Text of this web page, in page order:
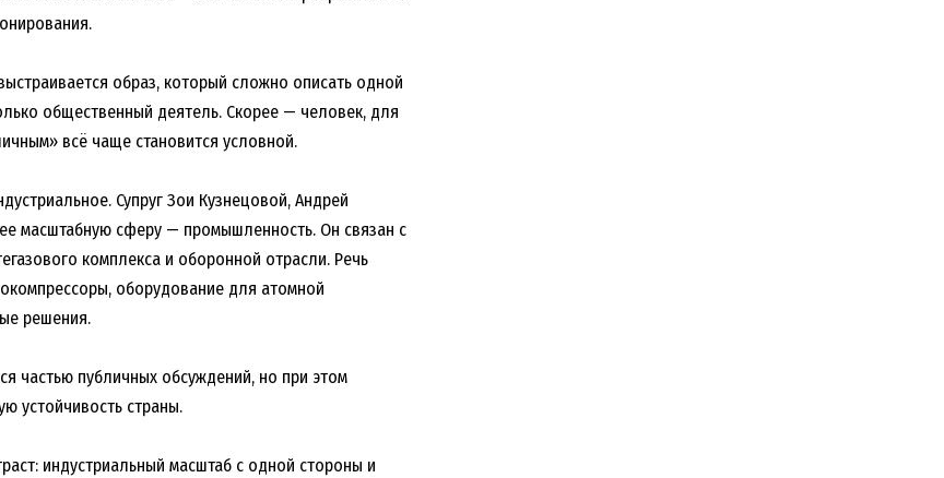
образ, который сложно описать одной
общественный деятель. Скорее — человек, для
всё чаще становится условной.
Супруг Зои Кузнецовой, Андрей
масштабную сферу — промышленность. Он связан с
комплекса и оборонной отрасли. Речь
оборудование для атомной
решения.
частью публичных обсуждений, но при этом
устойчивость страны.
индустриальный масштаб с одной стороны и